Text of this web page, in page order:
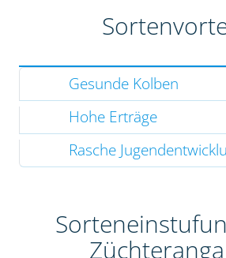
Gesunde Kolben
Hohe Erträge
Rasche